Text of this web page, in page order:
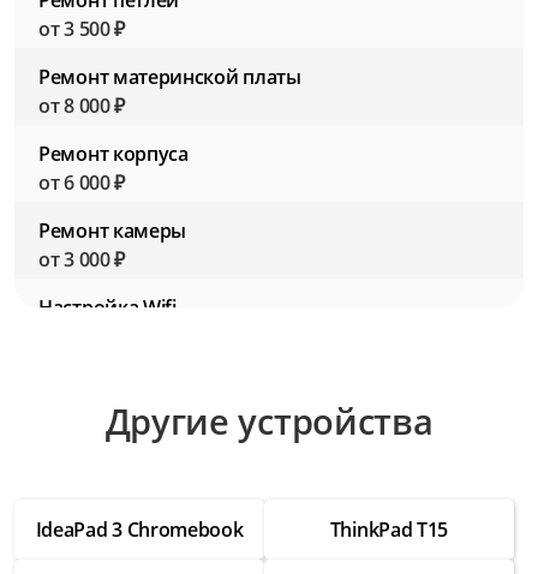
от 3 500 ₽
Ремонт материнской платы
от 8 000 ₽
Ремонт корпуса
от 6 000 ₽
Ремонт камеры
от 3 000 ₽
Настройка Wifi
от 2 500 ₽
Настройка операционной системы
Другие устройства
IdeaPad 3 Chromebook ThinkPad T15